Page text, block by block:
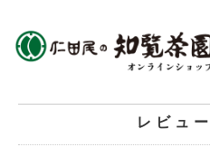
レビュ